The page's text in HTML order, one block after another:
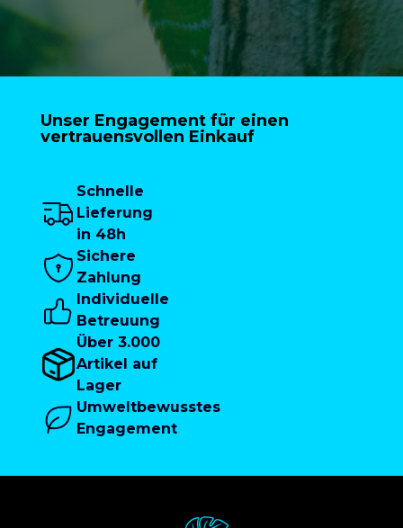
Unser Engagement für einen
vertrauensvollen Einkauf
Schnelle
Lieferung
in 48h
Sichere
Zahlung
Individuelle
Betreuung
Über 3.000
Artikel auf
Lager
Umweltbewusstes
Engagement